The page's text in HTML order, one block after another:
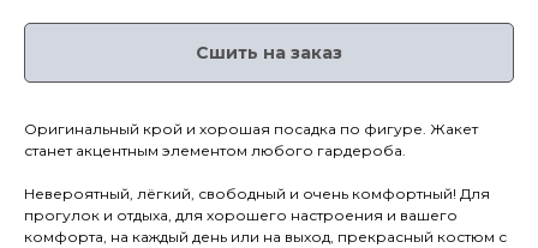
Сшить на заказ
Оригинальный крой и хорошая посадка по фигуре. Жакет
станет акцентным элементом любого гардероба.
Невероятный, лёгкий, свободный и очень комфортный! Для
прогулок и отдыха, для хорошего настроения и вашего
комфорта, на каждый день или на выход, прекрасный костюм с